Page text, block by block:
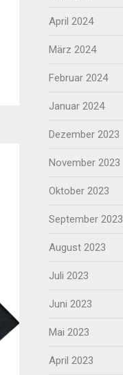
April 2024
März 2024
Februar 2024
Januar 2024
Dezember 2023
November 2023
Oktober 2023
September 2023
August 2023
Juli 2023
Juni 2023
Mai 2023
April 2023